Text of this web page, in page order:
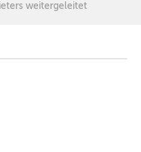
weitergeleitet